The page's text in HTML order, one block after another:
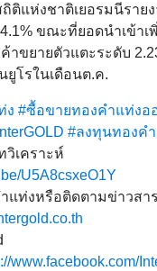
แห่งชาติเยอรมนีราย
ขณะที่ยอดนำเข้าเ
าขยายตัวแตะระดับ
ยูโรในเดือนต.ค.
ง #ซื้อขายทองคำแท่งอ
#ลงทุนทองค
เคราะห์
U5A8csxeO1Y
แท่งหรือติดตามข่าวสา
www.facebook.com/